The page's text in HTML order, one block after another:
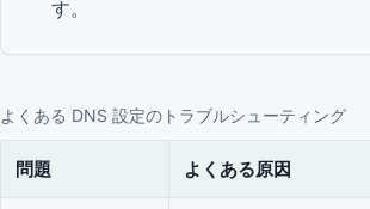
す。
よくある DNS 設定のトラブルシューティング
問題 よくある原因